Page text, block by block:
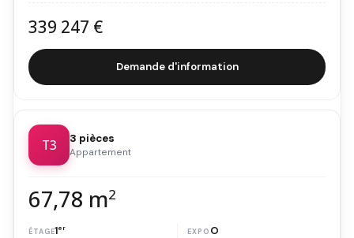
339 247 €
Demande d'information
T3 3 pièces
Appartement
67,78 m2
1er O